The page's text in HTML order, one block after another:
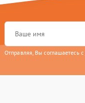
Отправляя, Вы соглашаетесь с